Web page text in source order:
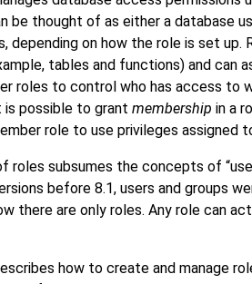
be thought of as either a database
depending on how the role is set up.
tables and functions) and can
roles to control who has access to
is possible to grant membership in a
role to use privileges assigned
roles subsumes the concepts of “
before 8.1, users and groups
there are only roles. Any role can act
how to create and manage